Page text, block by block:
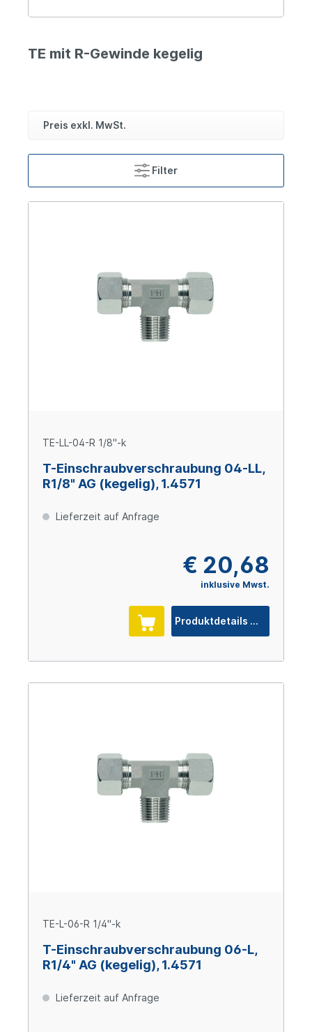
TE mit R-Gewinde kegelig
Preis exkl. MwSt.
Filter
TE-LL-04-R 1/8"-k
T-Einschraubverschraubung 04-LL,
R1/8" AG (kegelig), 1.4571
Lieferzeit auf Anfrage
€ 20,68
inklusive Mwst.
Produktdetails
TE-L-06-R 1/4"-k
T-Einschraubverschraubung 06-L,
R1/4" AG (kegelig), 1.4571
Lieferzeit auf Anfrage